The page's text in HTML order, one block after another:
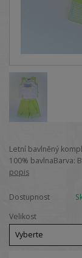
Letní bavlněný
100% bavlnaBarva:
popis
Dostupnost
Velikost